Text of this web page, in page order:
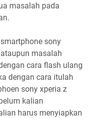
masalah pada
sony
masalah
cara flash ulang
dengan cara itulah
sony xperia z
kalian
harus menyiapkan